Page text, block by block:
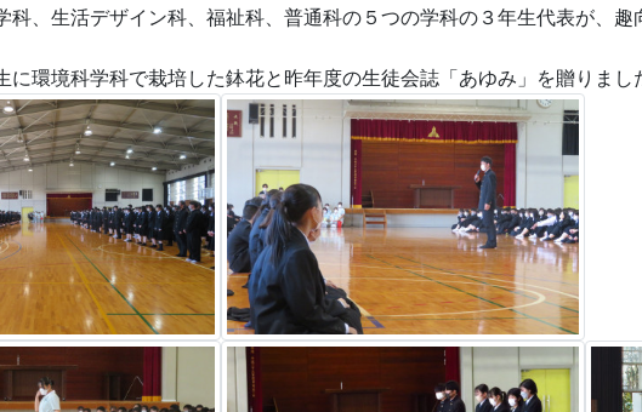
科、生活デザイン科、福祉科、普通科の５つの学科の３年生代表が、 趣
に環境科学科で栽培した鉢花と昨年度の生徒会誌「あゆみ」を贈りまし